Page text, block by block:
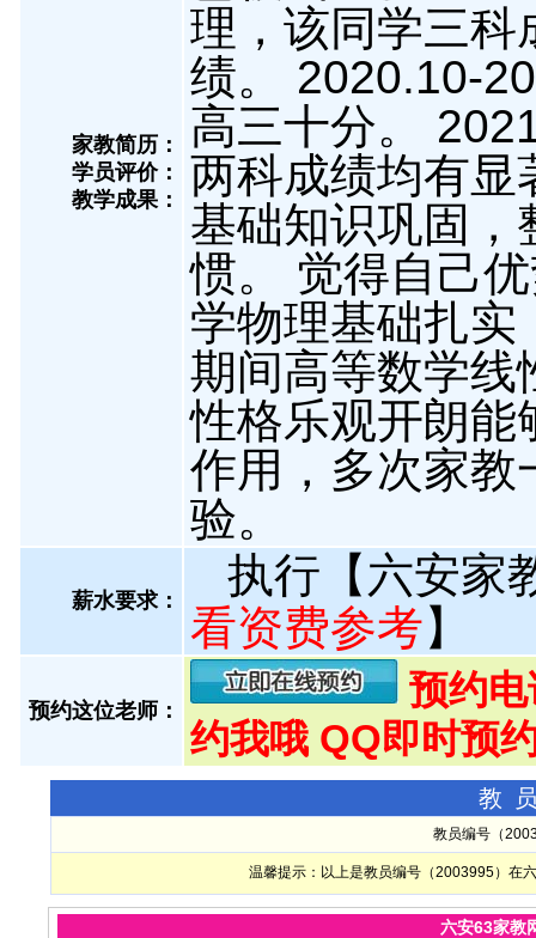
家教简历：
学员评价：
教学成果：
理，该同学三科
绩。 2020.10-
高三十分。
两科成绩均有显
基础知识巩固，
惯。 觉得自己
学物理基础扎实
期间高等数学线
性格乐观开朗能
作用，多次家教
验。
薪水要求：
执行【六安家
看资费参考】
预约这位老师：
预约
约我哦 QQ即时预
教
教员编号（
温馨提示：以上是教员编号（2003995）在
六安63家教